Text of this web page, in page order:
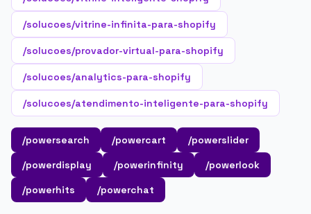
/solucoes/vitrine-infinita-para-shopify
/solucoes/provador-virtual-para-shopify
/solucoes/analytics-para-shopify
/solucoes/atendimento-inteligente-para-shopify
/powersearch /powercart
/powerslider
/powerdisplay
/powerinfinity
/powerlook
/powerhits
/powerchat